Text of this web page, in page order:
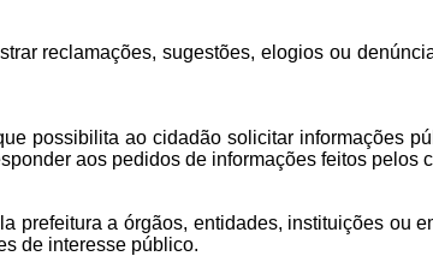
reclamações, sugestões, elogios ou
possibilita ao cidadão solicitar informações
aos pedidos de informações feitos pelos
prefeitura a órgãos, entidades, instituições ou
de interesse público.